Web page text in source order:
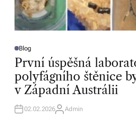
P
O
T
E
D
I
N
Blog
První úspěšná
polyfágního štěnice
v Západní Austrálii
02.02.2026A
Admin